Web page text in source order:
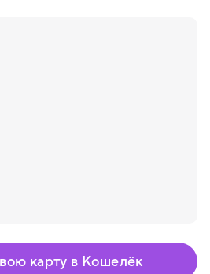
карту в Кошелёк